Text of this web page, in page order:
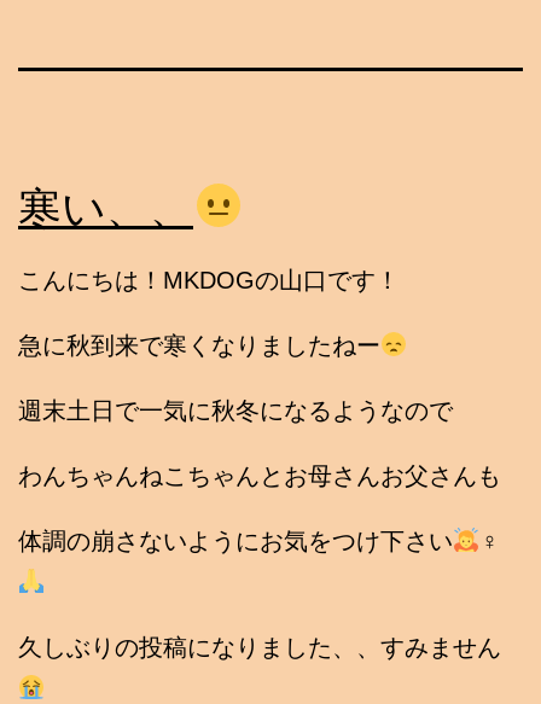
寒い、、
こんにちは！MKDOGの山口です！
急に秋到来で寒くなりましたねー
週末土日で一気に秋冬になるようなので
わんちゃんねこちゃんとお母さんお父さんも
体調の崩さないようにお気をつけ下さい ‍♀
久しぶりの投稿になりました、、すみません